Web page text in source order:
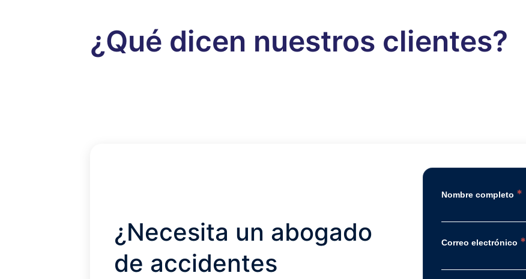
¿Qué dicen nuestros clientes?
¿Necesita un abogado
de accidentes
Nombre completo *
Correo electrónico *